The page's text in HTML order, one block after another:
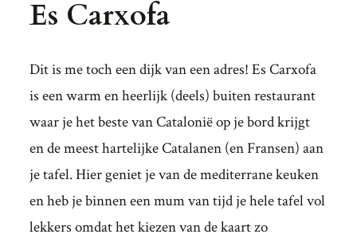
Es Carxofa
Dit is me toch een dijk van een adres! Es Carxofa
is een warm en heerlijk (deels) buiten restaurant
waar je het beste van Catalonië op je bord krijgt
en de meest hartelijke Catalanen (en Fransen) aan
je tafel. Hier geniet je van de mediterrane keuken
en heb je binnen een mum van tijd je hele tafel vol
lekkers omdat het kiezen van de kaart zo